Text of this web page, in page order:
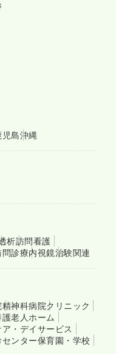
児島沖縄
析訪問看護
問診療内視鏡治験関連
精神科病院クリニック
老人ホーム
・デイサービス
センター保育園・学校